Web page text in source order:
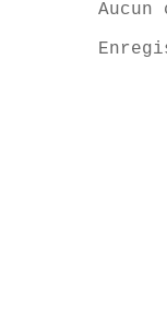
Aucun